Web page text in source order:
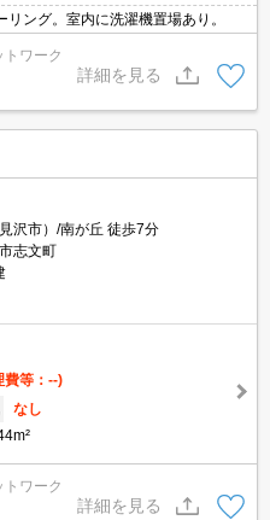
ング。室内に洗濯機置場あり。
ワーク
詳細を見る
沢市）/南が丘 徒歩7分
志文町
費等：--)
なし
ワーク
詳細を見る